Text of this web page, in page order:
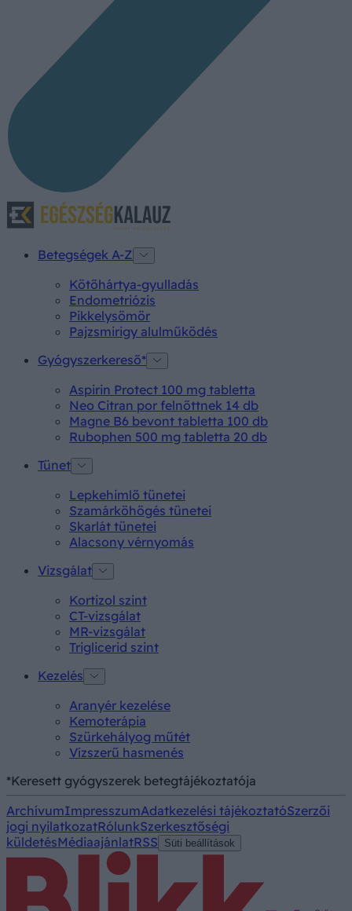
Betegségek A-Z
Kötőhártya-gyulladás
Endometriózis
Pikkelysömör
Pajzsmirigy alulműködés
Gyógyszerkereső*
Aspirin Protect 100 mg tabletta
Neo Citran por felnőttnek 14 db
Magne B6 bevont tabletta 100 db
Rubophen 500 mg tabletta 20 db
Tünet
Lepkehimlő tünetei
Szamárköhögés tünetei
Skarlát tünetei
Alacsony vérnyomás
Vizsgálat
Kortizol szint
CT-vizsgálat
MR-vizsgálat
Triglicerid szint
Kezelés
Aranyér kezelése
Kemoterápia
Szürkehályog műtét
Vízszerű hasmenés
*Keresett gyógyszerek betegtájékoztatója
ArchívumImpresszumAdatkezelési tájékoztatóSzerzői
jogi nyilatkozatRólunkSzerkesztőségi
küldetésMédiaajánlatRSS Süti beállítások